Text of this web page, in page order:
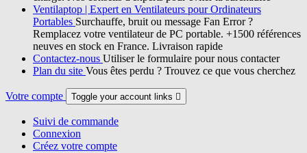
Ventilaptop | Expert en Ventilateurs pour Ordinateurs
Portables Surchauffe, bruit ou message Fan Error ?
Remplacez votre ventilateur de PC portable. +1500 références
neuves en stock en France. Livraison rapide
Contactez-nous Utiliser le formulaire pour nous contacter
Plan du site Vous êtes perdu ? Trouvez ce que vous cherchez
Votre compte Toggle your account links 
Suivi de commande
Connexion
Créez votre compte